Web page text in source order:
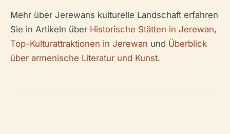
Mehr über Jerewans kulturelle Landschaft erfahren
Sie in Artikeln über Historische Stätten in Jerewan,
Top-Kulturattraktionen in Jerewan und Überblick
über armenische Literatur und Kunst.